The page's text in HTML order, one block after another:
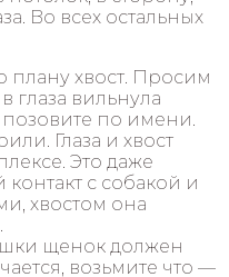
Во всех остальных
плану хвост. Просим
глаза вильнула
позовите по имени.
Глаза и хвост
Это даже
с собакой и
хвостом она
щенок должен
возьмите что —